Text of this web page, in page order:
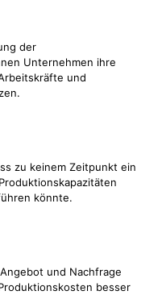
der
Unternehmen ihre
und
zu keinem Zeitpunkt ein
könnte.
und Nachfrage
besser